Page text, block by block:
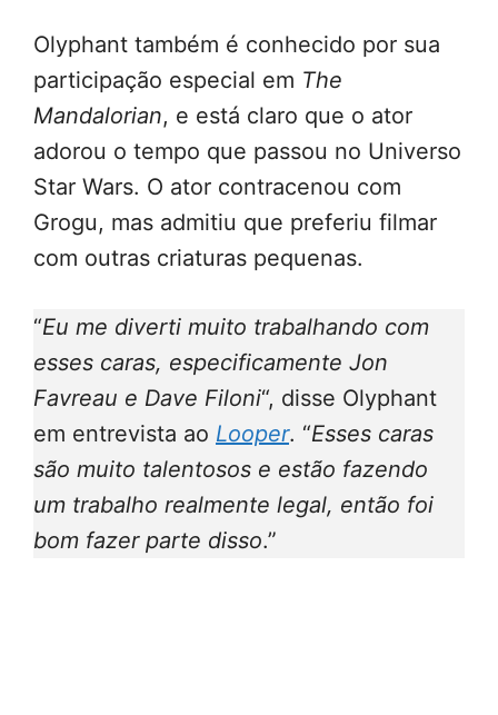
Olyphant também é conhecido por sua
participação especial em The
Mandalorian, e está claro que o ator
adorou o tempo que passou no Universo
Star Wars. O ator contracenou com
Grogu, mas admitiu que preferiu filmar
com outras criaturas pequenas.
“Eu me diverti muito trabalhando com
esses caras, especificamente Jon
Favreau e Dave Filoni“, disse Olyphant
em entrevista ao Looper. “Esses caras
são muito talentosos e estão fazendo
um trabalho realmente legal, então foi
bom fazer parte disso.”